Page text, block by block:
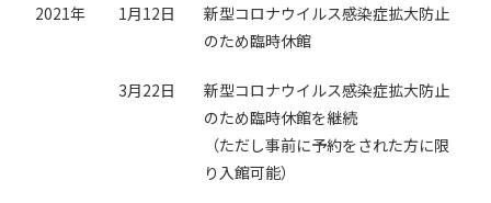
2021年 1月12日
新型コロナウイルス感染症拡大防止
のため臨時休館
3月22日
新型コロナウイルス感染症拡大防止
のため臨時休館を継続
（ただし事前に予約をされた方に限
り入館可能）